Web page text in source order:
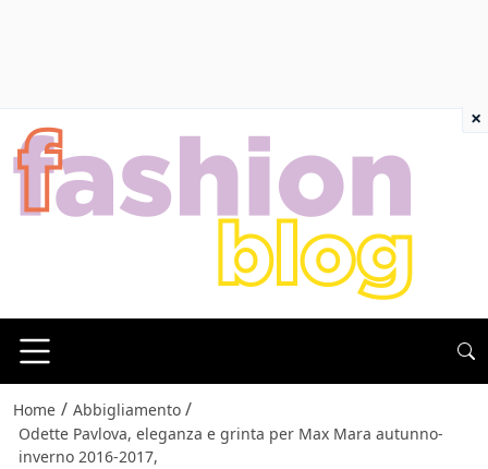
Home / Abbigliamento /
Odette Pavlova, eleganza e grinta per Max Mara autunno-
inverno 2016-2017,
×